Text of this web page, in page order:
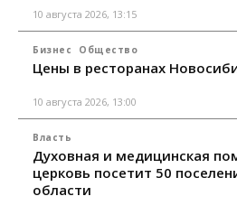
10 августа 2026, 13:15
Бизнес Общество
Цены в ресторанах
10 августа 2026, 13:00
Власть
Духовная и медицинская
церковь посетит 50
области